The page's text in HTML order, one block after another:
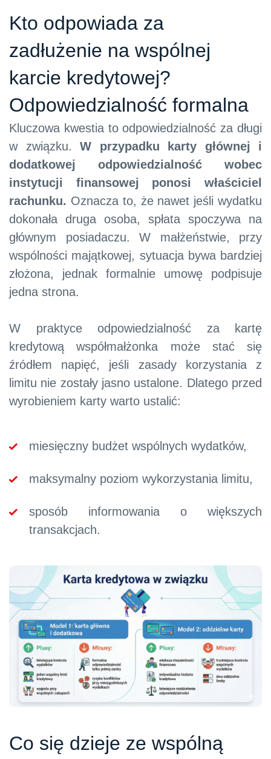
Kto odpowiada za
zadłużenie na wspólnej
karcie kredytowej?
Odpowiedzialność formalna
Kluczowa kwestia to odpowiedzialność za długi
w związku. W przypadku karty głównej i
dodatkowej odpowiedzialność wobec
instytucji finansowej ponosi właściciel
rachunku. Oznacza to, że nawet jeśli wydatku
dokonała druga osoba, spłata spoczywa na
głównym posiadaczu. W małżeństwie, przy
wspólności majątkowej, sytuacja bywa bardziej
złożona, jednak formalnie umowę podpisuje
jedna strona.
W praktyce odpowiedzialność za kartę
kredytową współmałżonka może stać się
źródłem napięć, jeśli zasady korzystania z
limitu nie zostały jasno ustalone. Dlatego przed
wyrobieniem karty warto ustalić:
miesięczny budżet wspólnych wydatków,
maksymalny poziom wykorzystania limitu,
sposób informowania o większych
transakcjach.
Co się dzieje ze wspólną